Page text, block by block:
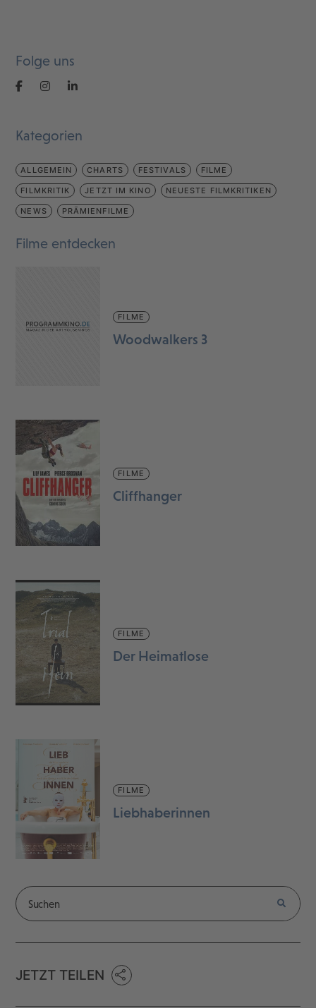
Folge uns
Kategorien
ALLGEMEIN CHARTS FESTIVALS FILME
FILMKRITIK JETZT IM KINO NEUESTE FILMKRITIKEN
NEWS PRÄMIENFILME
Filme entdecken
FILME
Woodwalkers 3
FILME
Cliffhanger
FILME
Der Heimatlose
FILME
Liebhaberinnen
JETZT TEILEN